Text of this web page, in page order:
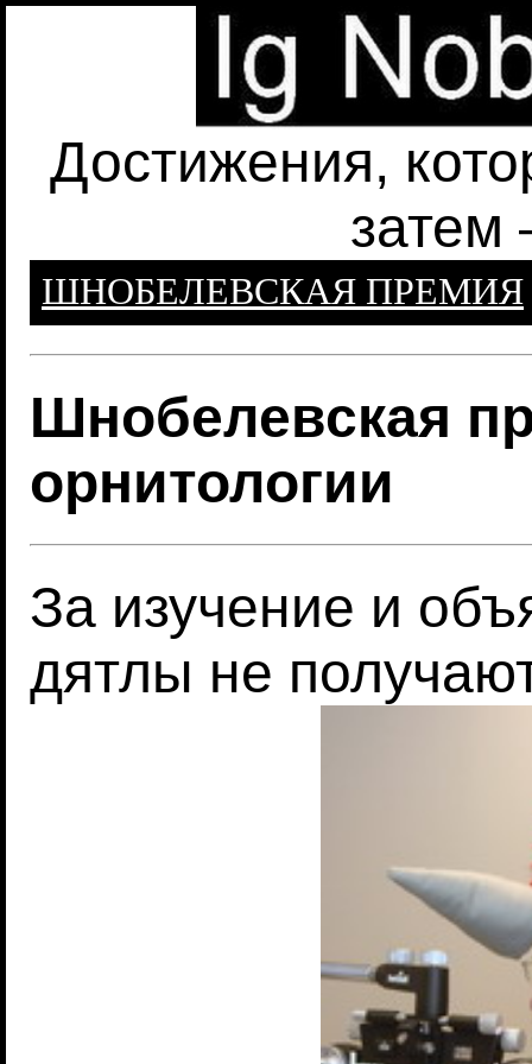
Достижения,
затем
ШНОБЕЛЕВСКАЯ ПРЕМИЯ
Шнобелевская
орнитологии
За изучение и
дятлы не